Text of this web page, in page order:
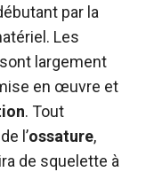
par la
Les
largement
en œuvre et
. Tout
l’ossature,
de squelette à